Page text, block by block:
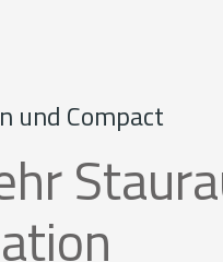
Compact